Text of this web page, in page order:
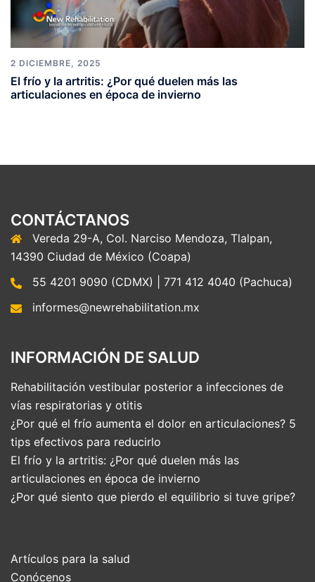
2 DICIEMBRE, 2025
El frío y la artritis: ¿Por qué duelen más las
articulaciones en época de invierno
CONTÁCTANOS
Vereda 29-A, Col. Narciso Mendoza, Tlalpan,
14390 Ciudad de México (Coapa)
55 4201 9090 (CDMX) | 771 412 4040 (Pachuca)
informes@newrehabilitation.mx
INFORMACIÓN DE SALUD
Rehabilitación vestibular posterior a infecciones de
vías respiratorias y otitis
¿Por qué el frío aumenta el dolor en articulaciones? 5
tips efectivos para reducirlo
El frío y la artritis: ¿Por qué duelen más las
articulaciones en época de invierno
¿Por qué siento que pierdo el equilibrio si tuve gripe?
Artículos para la salud
Conócenos